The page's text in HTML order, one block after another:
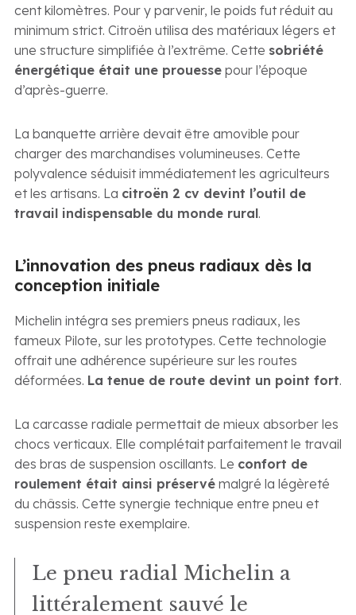
cent kilomètres. Pour y parvenir, le poids fut réduit au
minimum strict. Citroën utilisa des matériaux légers et
une structure simplifiée à l’extrême. Cette sobriété
énergétique était une prouessepour l’époque
d’après-guerre.
La banquette arrière devait être amovible pour
charger des marchandises volumineuses. Cette
polyvalence séduisit immédiatement les agriculteurs
et les artisans. La citroën 2 cv devint l’outil de
travail indispensable du monde rural.
L’innovation des pneus radiaux dès la
conception initiale
Michelin intégra ses premiers pneus radiaux, les
fameux Pilote, sur les prototypes. Cette technologie
offrait une adhérence supérieure sur les routes
déformées. La tenue de route devint un point fort.
La carcasse radiale permettait de mieux absorber les
chocs verticaux. Elle complétait parfaitement le travail
des bras de suspension oscillants. Le confort de
roulement était ainsi préservémalgré la légèreté
du châssis. Cette synergie technique entre pneu et
suspension reste exemplaire.
Le pneu radial Michelin a
littéralement sauvé le